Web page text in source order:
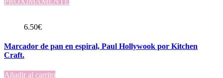
6.50€
Marcador de pan en espiral, Paul Hollywook por Kitchen
Craft.
Añadir al carrito